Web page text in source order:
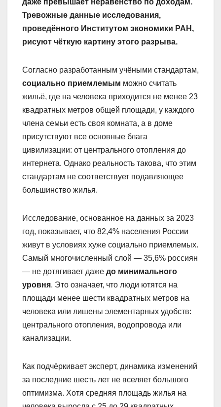
даже превышает неравенство по доходам.
Тревожные данные исследования,
проведённого Институтом экономики РАН,
рисуют чёткую картину этого разрыва.
Согласно разработанным учёными стандартам,
социально приемлемым можно считать
жильё, где на человека приходится не менее 23
квадратных метров общей площади, у каждого
члена семьи есть своя комната, а в доме
присутствуют все основные блага
цивилизации: от центрального отопления до
интернета. Однако реальность такова, что этим
стандартам не соответствует подавляющее
большинство жилья.
Исследование, основанное на данных за 2023
год, показывает, что 82,4% населения России
живут в условиях хуже социально приемлемых.
Самый многочисленный слой — 35,6% россиян
— не дотягивает даже до минимального
уровня. Это означает, что люди ютятся на
площади менее шести квадратных метров на
человека или лишены элементарных удобств:
центрального отопления, водопровода или
канализации.
Как подчёркивает эксперт, динамика изменений
за последние шесть лет не вселяет большого
оптимизма. Хотя средняя площадь жилья на